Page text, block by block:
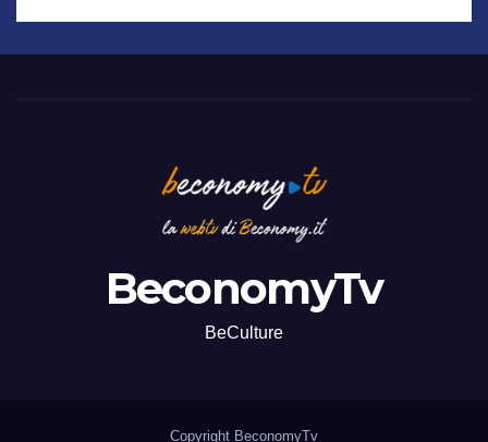
BeconomyTv
BeCulture
Copyright BeconomyTv